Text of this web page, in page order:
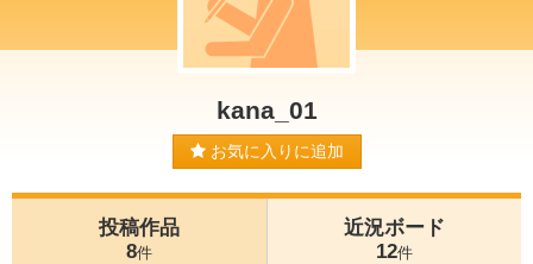
kana_01
お気に入りに追加
投稿作品
8件
近況ボード
12件